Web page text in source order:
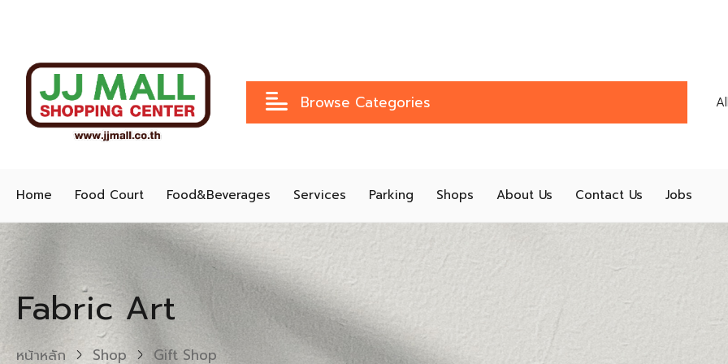
Browse Categories
Home Food Court Food&Beverages Services Parking Shops About Us Contact Us Jobs
Fabric Art
หน้าหลัก Shop Gift Shop